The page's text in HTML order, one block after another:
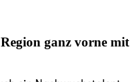
ganz vorne mit